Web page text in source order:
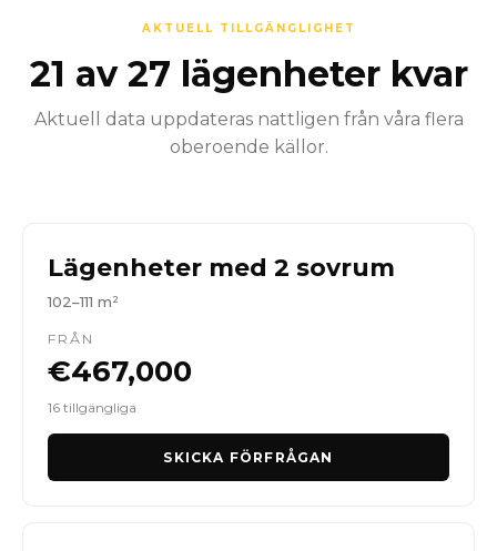
AKTUELL TILLGÄNGLIGHET
21 av 27 lägenheter kvar
Aktuell data uppdateras nattligen från våra flera
oberoende källor.
Lägenheter med 2 sovrum
102–111 m²
FRÅN
€467,000
16 tillgängliga
SKICKA FÖRFRÅGAN